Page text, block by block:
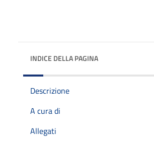
INDICE DELLA PAGINA
Descrizione
A cura di
Allegati